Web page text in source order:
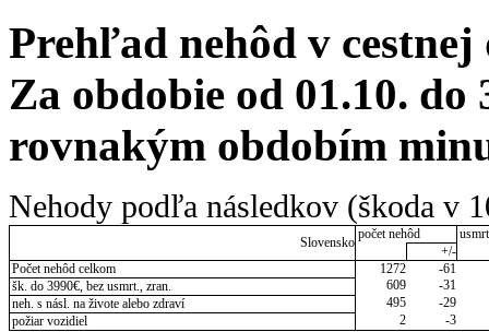
Prehľad nehôd v cestnej
Za obdobie od 01.10. do
rovnakým obdobím
Nehody podľa následkov (škoda v
Slovensko
počet nehôd
+/-
Počet nehôd celkom
1272
-61
šk. do 3990€, bez usmrt., zran.
609
-31
neh. s násl. na živote alebo zdraví
495
-29
požiar vozidiel
2 -3